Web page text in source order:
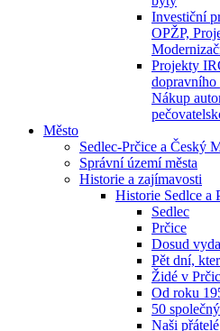
Investiční
OPŽP,
Projekty
dopravního
Nákup
Město
Sedlec-Prčice a Český
Správní území města
Historie a zajímavosti
Historie Sedlce a
Sedlec
Prčice
Dosud
Pět dní,
Židé v
Od roku
50
Naši